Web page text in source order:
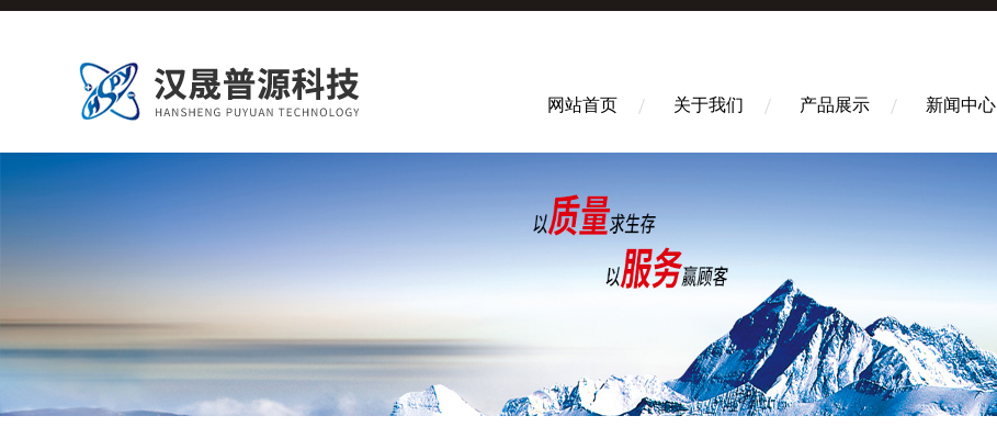
网站首页 关于我们 产品展示 新闻中心